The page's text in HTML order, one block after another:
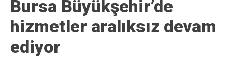
Bursa Büyükşehir’de
hizmetler aralıksız devam
ediyor